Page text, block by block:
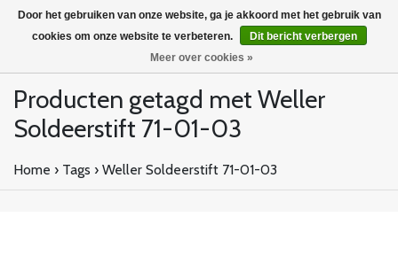
Producten getagd met Weller
Soldeerstift 71-01-03
Home › Tags › Weller Soldeerstift 71-01-03
Door het gebruiken van onze website, ga je akkoord met het gebruik van
cookies om onze website te verbeteren.
Dit bericht verbergen
Meer over cookies »